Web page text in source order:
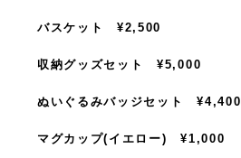
バスケット ¥2,500
収納グッズセット ¥5,000
ぬいぐるみバッジセット ¥4,400
マグカップ(イエロー) ¥1,000